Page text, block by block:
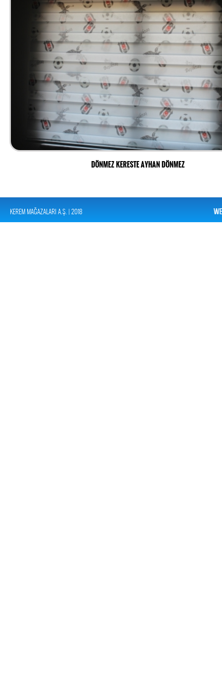
DÖNMEZ KERESTE AYHAN DÖNMEZ
KEREM MAĞAZALARI A.Ş. | 2018